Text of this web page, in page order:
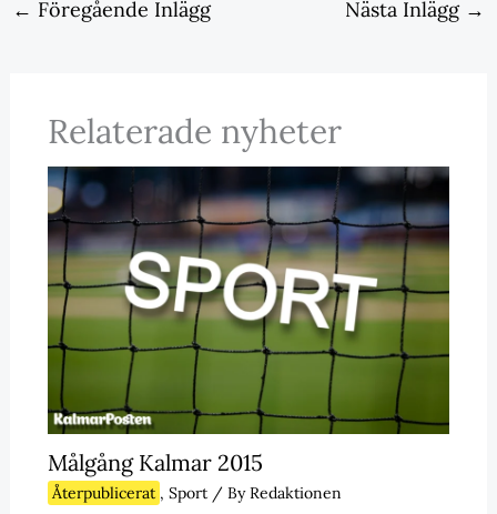
← Föregående Inlägg Nästa Inlägg →
Relaterade nyheter
Målgång Kalmar 2015
Återpublicerat , Sport/ ByRedaktionen